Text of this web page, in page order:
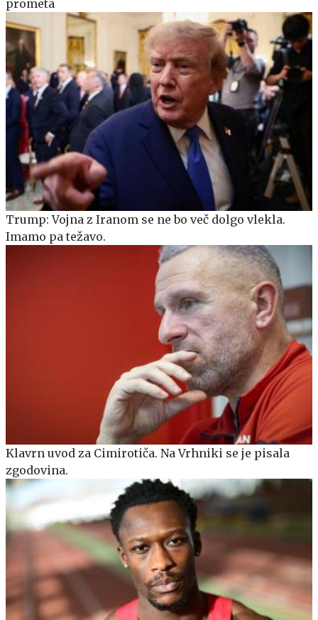
prometa
Trump: Vojna z Iranom se ne bo več dolgo vlekla.
Imamo pa težavo.
Klavrn uvod za Cimirotiča. Na Vrhniki se je pisala
zgodovina.